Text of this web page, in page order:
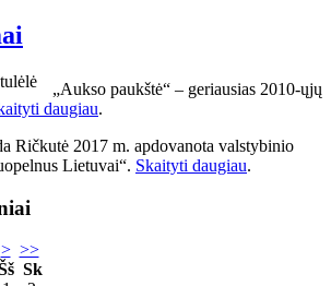
„Aukso paukštė“ – geriausias 2010-ųjų
daugiau.
Ričkutė 2017 m. apdovanota valstybinio
Lietuvai“. Skaityti daugiau.
> >>
Sk